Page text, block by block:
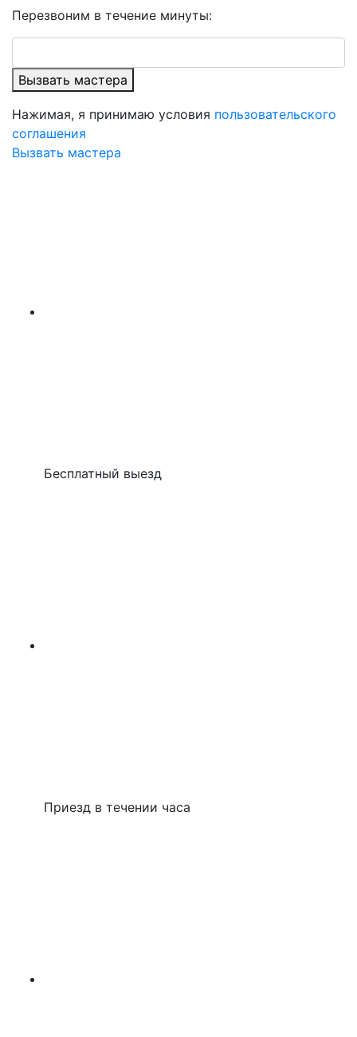
Перезвоним в течение минуты:
Вызвать мастера
Нажимая, я принимаю условия пользовательского
соглашения
Вызвать мастера
Бесплатный выезд
Приезд в течении часа